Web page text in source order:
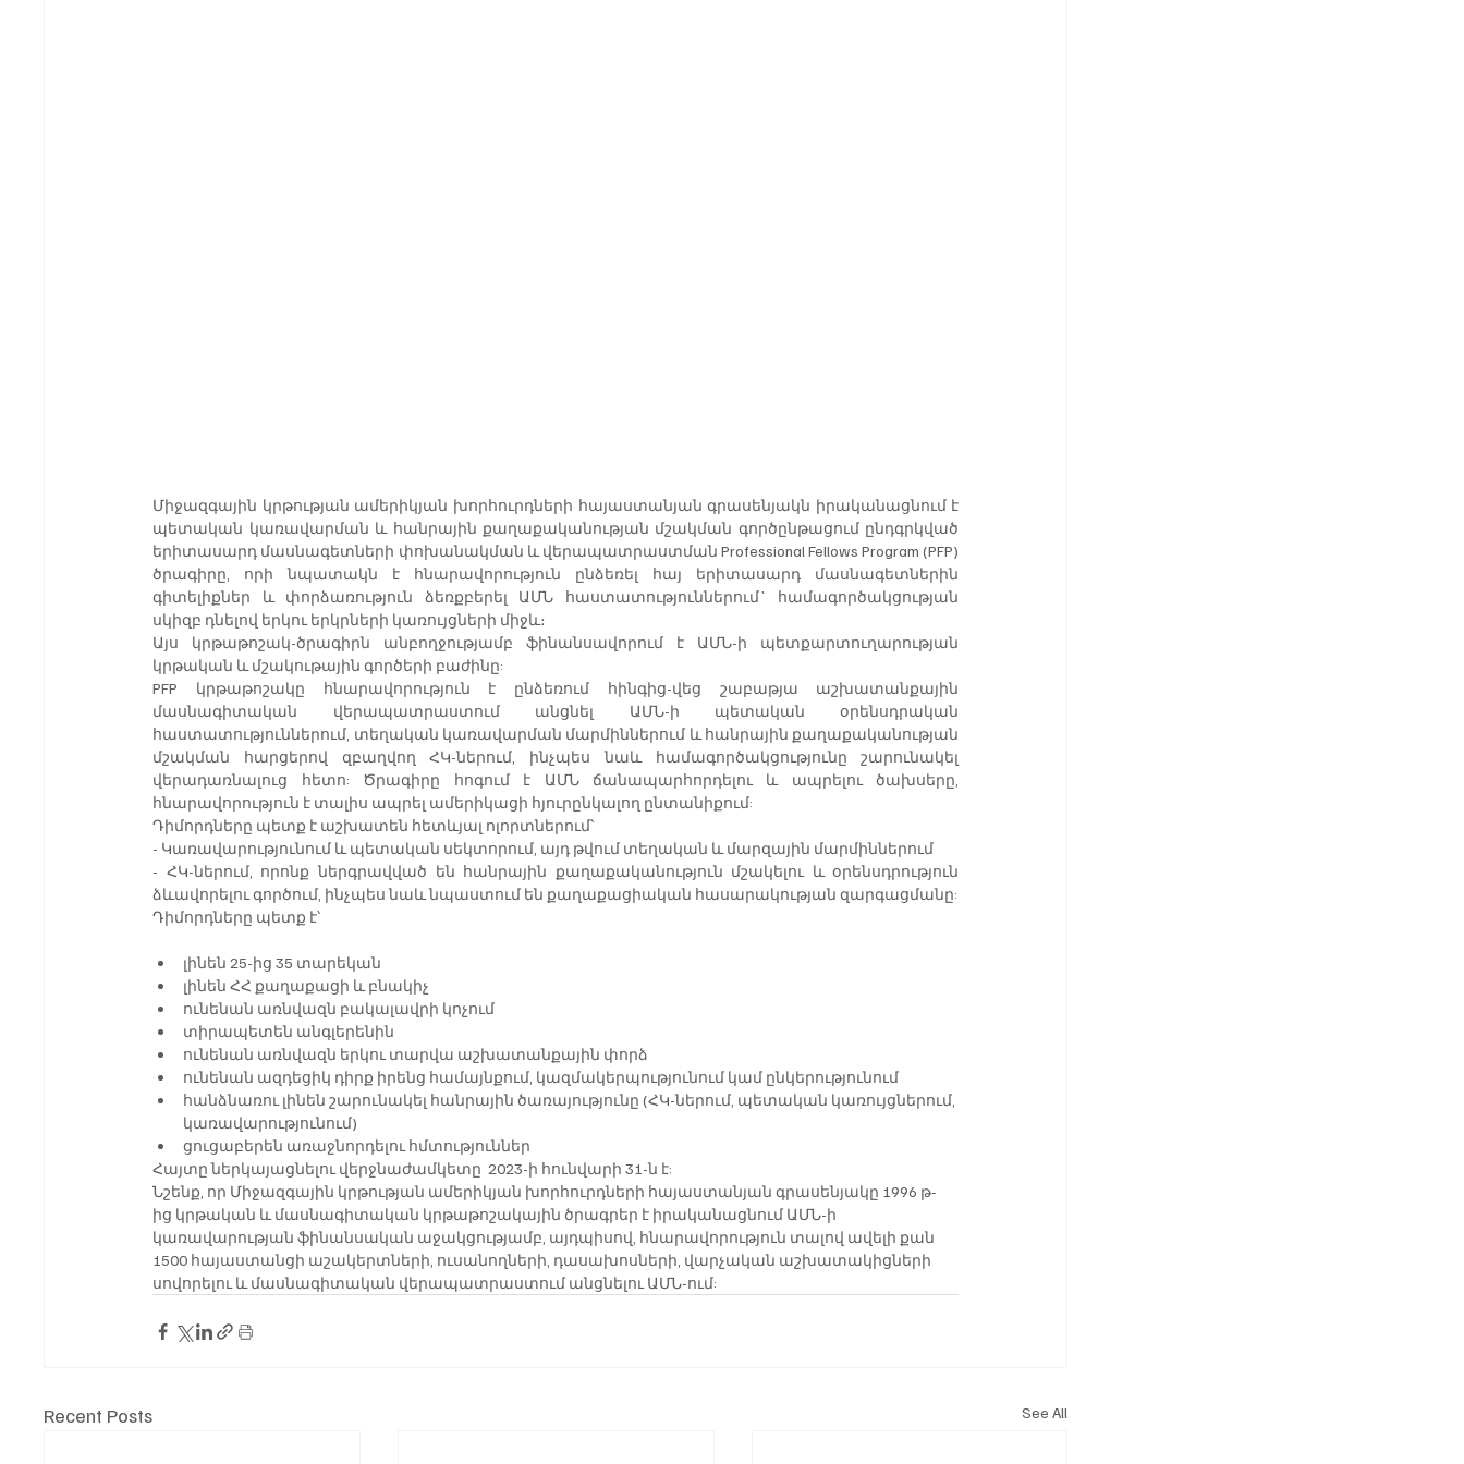
Միջազգային կրթության ամերիկյան խորհուրդների հայաստանյան գրասենյակն իրականացնում է
պետական կառավարման և հանրային քաղաքականության մշակման գործընթացում ընդգրկված
երիտասարդ մասնագետների փոխանակման և վերապատրաստման Professional Fellows Program (PFP)
ծրագիրը, որի նպատակն է հնարավորություն ընձեռել հայ երիտասարդ մասնագետներին
գիտելիքներ և փորձառություն ձեռքբերել ԱՄՆ հաստատություններում` համագործակցության
սկիզբ դնելով երկու երկրների կառույցների միջև։
Այս կրթաթոշակ-ծրագիրն անբողջությամբ ֆինանսավորում է ԱՄՆ-ի պետքարտուղարության
կրթական և մշակութային գործերի բաժինը:
PFP կրթաթոշակը հնարավորություն է ընձեռում հինգից-վեց շաբաթյա աշխատանքային
մասնագիտական վերապատրաստում անցնել ԱՄՆ-ի պետական օրենսդրական
հաստատություններում, տեղական կառավարման մարմիններում և հանրային քաղաքականության
մշակման հարցերով զբաղվող ՀԿ-ներում, ինչպես նաև համագործակցությունը շարունակել
վերադառնալուց հետո: Ծրագիրը հոգում է ԱՄՆ ճանապարհորդելու և ապրելու ծախսերը,
հնարավորություն է տալիս ապրել ամերիկացի հյուրընկալող ընտանիքում:
Դիմորդները պետք է աշխատեն հետևյալ ոլորտներում՝
- Կառավարությունում և պետական սեկտորում, այդ թվում տեղական և մարզային մարմիններում
- ՀԿ-ներում, որոնք ներգրավված են հանրային քաղաքականություն մշակելու և օրենսդրություն
ձևավորելու գործում, ինչպես նաև նպաստում են քաղաքացիական հասարակության զարգացմանը:
Դիմորդները պետք է՝
լինեն 25-ից 35 տարեկան
լինեն ՀՀ քաղաքացի և բնակիչ
ունենան առնվազն բակալավրի կոչում
տիրապետեն անգլերենին
ունենան առնվազն երկու տարվա աշխատանքային փորձ
ունենան ազդեցիկ դիրք իրենց համայնքում, կազմակերպությունում կամ ընկերությունում
հանձնառու լինեն շարունակել հանրային ծառայությունը (ՀԿ-ներում, պետական կառույցներում,
կառավարությունում)
ցուցաբերեն առաջնորդելու հմտություններ
Հայտը ներկայացնելու վերջնաժամկետը  2023-ի հունվարի 31-ն է:
Նշենք, որ Միջազգային կրթության ամերիկյան խորհուրդների հայաստանյան գրասենյակը 1996 թ-
ից կրթական և մասնագիտական կրթաթոշակային ծրագրեր է իրականացնում ԱՄՆ-ի
կառավարության ֆինանսական աջակցությամբ, այդպիսով, հնարավորություն տալով ավելի քան
1500 հայաստանցի աշակերտների, ուսանողների, դասախոսների, վարչական աշխատակիցների
սովորելու և մասնագիտական վերապատրաստում անցնելու ԱՄՆ-ում:
Recent Posts See All